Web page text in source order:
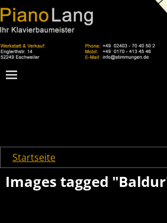
Startseite
Images tagged